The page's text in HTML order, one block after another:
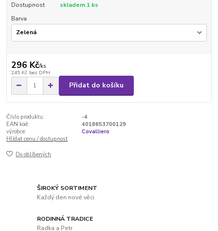
Dostupnost
skladem 1 ks
Barva
296 Kč/ks
245 Kč bez DPH
Přidat do košíku
Číslo produktu:
-4
EAN kód:
4018653700129
výrobce:
Covalliero
Hlídat cenu / dostupnost
Do oblíbených
ŠIROKÝ SORTIMENT
Každý den nové věci
RODINNÁ TRADICE
Radka a Petr